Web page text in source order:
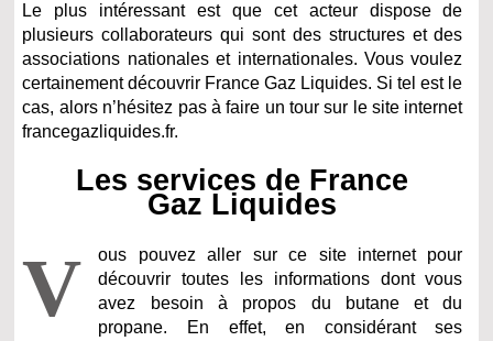
Le plus intéressant est que cet acteur dispose de
plusieurs collaborateurs qui sont des structures et des
associations nationales et internationales. Vous voulez
certainement découvrir France Gaz Liquides. Si tel est le
cas, alors n’hésitez pas à faire un tour sur le site internet
francegazliquides.fr.
Les services de France
Gaz Liquides
V
ous pouvez aller sur ce site internet pour
découvrir toutes les informations dont vous
avez besoin à propos du butane et du
propane. En effet, en considérant ses